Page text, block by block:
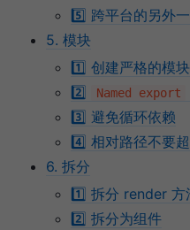
5️⃣ 跨平台的另外
5. 模块
1️⃣ 创建严格的模
2️⃣
Named export
3️⃣ 避免循环依赖
4️⃣ 相对路径不要
6. 拆分
1️⃣ 拆分 render 方
2️⃣ 拆分为组件